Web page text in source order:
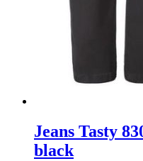
Jeans Tasty
black